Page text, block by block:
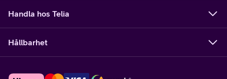
Handla hos Telia
Hållbarhet